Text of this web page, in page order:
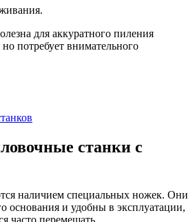
для аккуратного пиления
потребует внимательного
станки с
наличием специальных ножек. Они
основания и удобны в эксплуатации,
часто перемещать.